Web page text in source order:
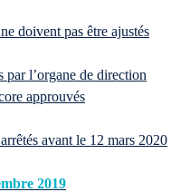
doivent pas être ajustés
par l’organe de direction
approuvés
avant le 12 mars 2020
2019